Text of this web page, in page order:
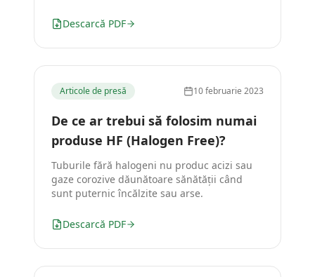
Descarcă PDF
Articole de presă 10 februarie 2023
De ce ar trebui să folosim numai
produse HF (Halogen Free)?
Tuburile fără halogeni nu produc acizi sau
gaze corozive dăunătoare sănătății când
sunt puternic încălzite sau arse.
Descarcă PDF